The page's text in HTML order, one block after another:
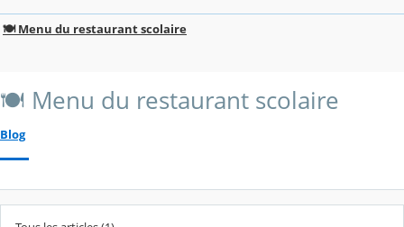
🍽️ Menu du restaurant scolaire
🍽️ Menu du restaurant scolaire
Blog